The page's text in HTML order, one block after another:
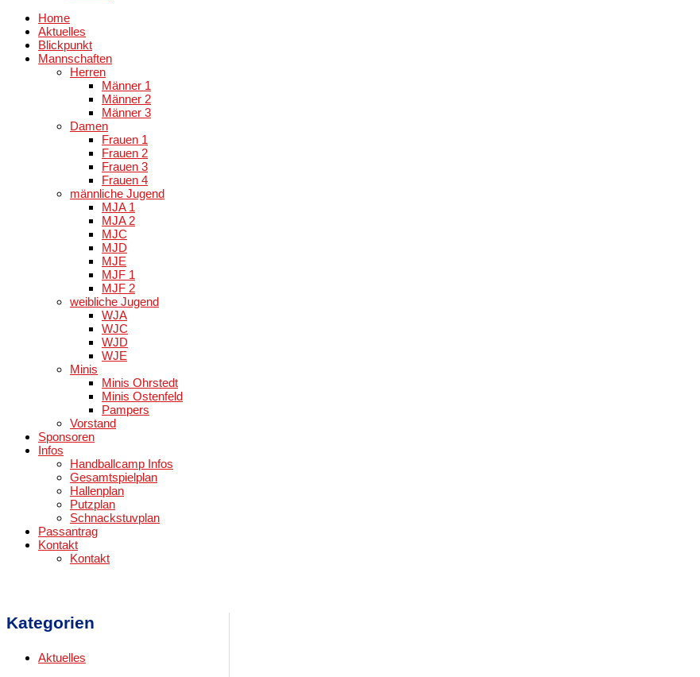
Home
Aktuelles
Blickpunkt
Mannschaften
Herren
Männer 1
Männer 2
Männer 3
Damen
Frauen 1
Frauen 2
Frauen 3
Frauen 4
männliche Jugend
MJA 1
MJA 2
MJC
MJD
MJE
MJF 1
MJF 2
weibliche Jugend
WJA
WJC
WJD
WJE
Minis
Minis Ohrstedt
Minis Ostenfeld
Pampers
Vorstand
Sponsoren
Infos
Handballcamp Infos
Gesamtspielplan
Hallenplan
Putzplan
Schnackstuvplan
Passantrag
Kontakt
Kontakt
Kategorien
Aktuelles